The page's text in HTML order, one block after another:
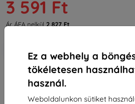
Ez a webhely a
tökéletesen
használ.
Weboldalunkon sütiket
3 591 Ft
Ár ÁFA nelkül 2 827 Ft
Külső raktáron > 5 db